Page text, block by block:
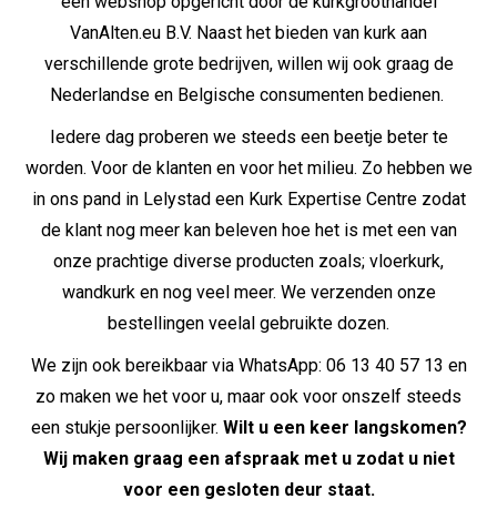
VanAlten.eu B.V. Naast het bieden van kurk aan
verschillende grote bedrijven, willen wij ook graag de
Nederlandse en Belgische consumenten bedienen.
Iedere dag proberen we steeds een beetje beter te
worden. Voor de klanten en voor het milieu. Zo hebben we
in ons pand in Lelystad een Kurk Expertise Centre zodat
de klant nog meer kan beleven hoe het is met een van
onze prachtige diverse producten zoals; vloerkurk,
wandkurk en nog veel meer. We verzenden onze
bestellingen veelal gebruikte dozen.
We zijn ook bereikbaar via WhatsApp: 06 13 40 57 13 en
zo maken we het voor u, maar ook voor onszelf steeds
een stukje persoonlijker. Wilt u een keer langskomen?
Wij maken graag een afspraak met u zodat u niet
voor een gesloten deur staat.